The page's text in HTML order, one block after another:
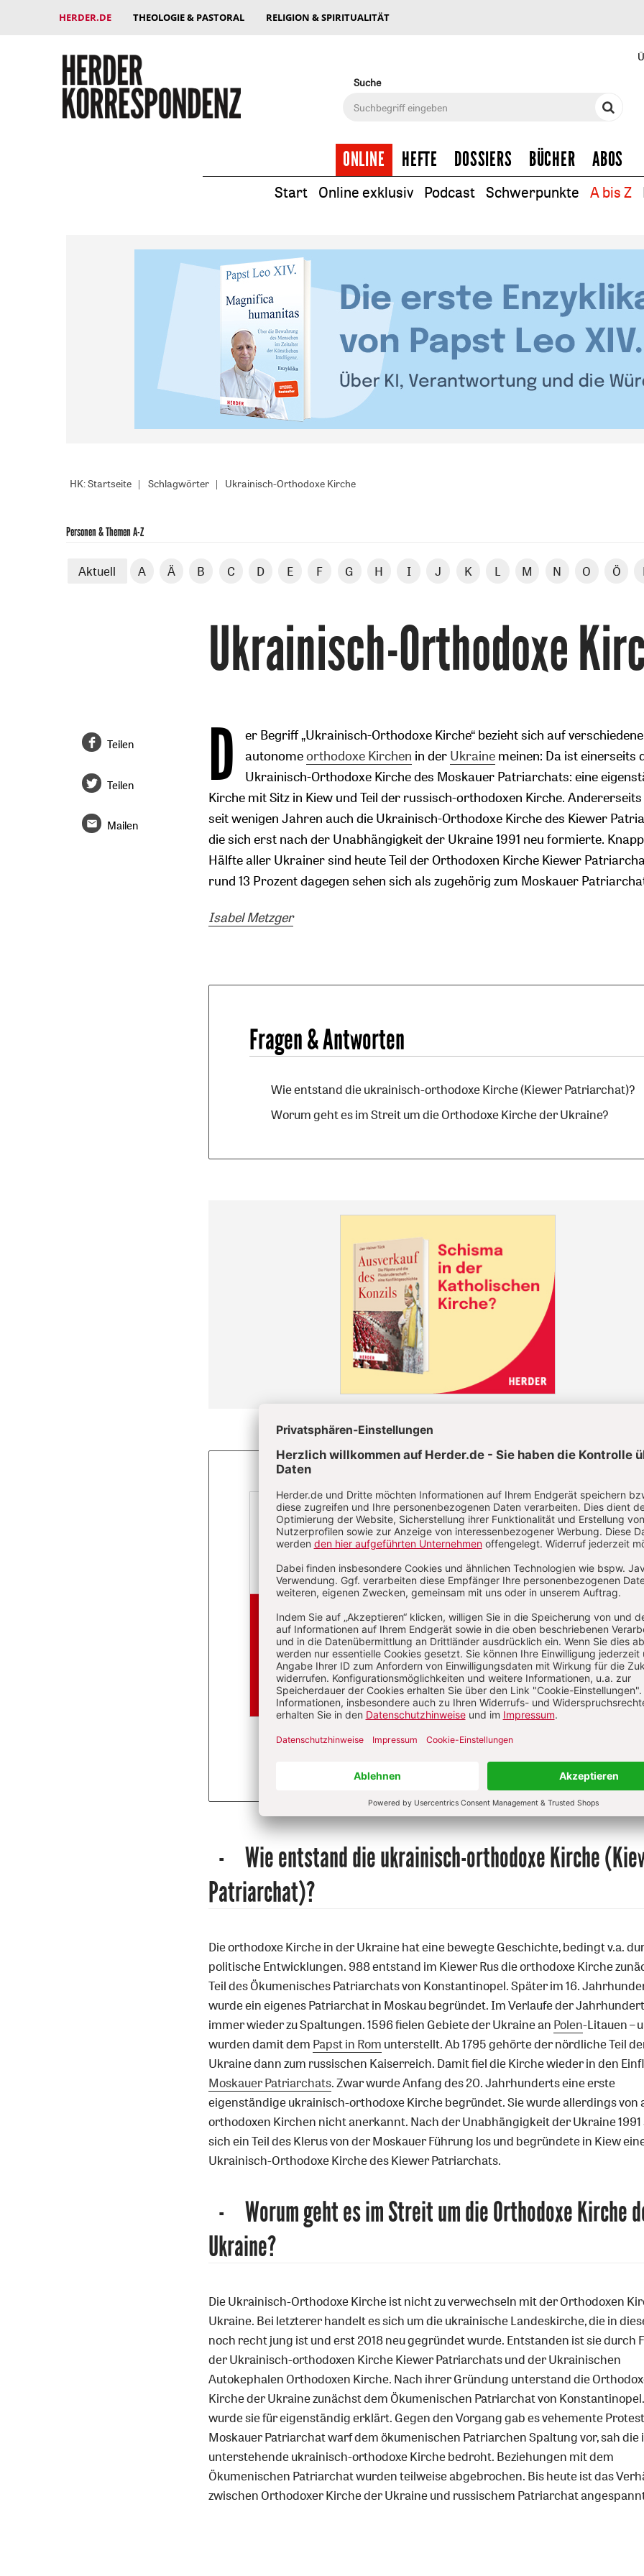
HERDER.DE THEOLOGIE & PASTORAL RELIGION & SPIRITUALITÄT
Suche
ONLINE HEFTE DOSSIERS BÜCHER ABOS
Start Online exklusiv Podcast Schwerpunkte A bis Z
HK: Startseite Schlagwörter Ukrainisch-Orthodoxe Kirche
Personen & Themen A-Z
Aktuell A Ä B C D E F G H I J K L M N O Ö
Ukrainisch-Orthodoxe
D
er Begriff „Ukrainisch-Orthodoxe Kirche“ bezieht sich auf verschiedene
autonomeorthodoxe Kirchen in der Ukrainemeinen: Da ist einerseits
Ukrainisch-Orthodoxe Kirche des Moskauer Patriarchats: eine
Kirche mit Sitz in Kiew und Teil der russisch-orthodoxen Kirche.
seit wenigen Jahren auch die Ukrainisch-Orthodoxe Kirche des Kiewer
die sich erst nach der Unabhängigkeit der Ukraine 1991 neu formierte.
Hälfte aller Ukrainer sind heute Teil der Orthodoxen Kirche Kiewer
rund 13 Prozent dagegen sehen sich als zugehörig zum Moskauer
Isabel Metzger
Fragen & Antworten
Wie entstand die ukrainisch-orthodoxe Kirche (Kiewer Patriarchat)?
Worum geht es im Streit um die Orthodoxe Kirche der Ukraine?
Die Herder
Korrespondenz im Abo
Die Herder Korrespondenz berichtet über
und Religion sowie ihrem jeweiligen
gesellschaftlichen und kulturellen
Umfeld.
Zum Kennenlernen: 2 Ausgaben gratis
Jetzt gratis testen
Teilen
Teilen
Mailen
Wie entstand die ukrainisch-orthodoxe Kirche
Patriarchat)?
Die orthodoxe Kirche in der Ukraine hat eine bewegte Geschichte, bedingt v.a.
politische Entwicklungen. 988 entstand im Kiewer Rus die orthodoxe Kirche
Teil des Ökumenisches Patriarchats von Konstantinopel. Später im 16.
wurde ein eigenes Patriarchat in Moskau begründet. Im Verlaufe der
immer wieder zu Spaltungen. 1596 fielen Gebiete der Ukraine an Polen-Litauen –
wurden damit dem Papst in Rom unterstellt. Ab 1795 gehörte der nördliche Teil
Ukraine dann zum russischen Kaiserreich. Damit fiel die Kirche wieder in den
Moskauer Patriarchats. Zwar wurde Anfang des 20. Jahrhunderts eine erste
eigenständige ukrainisch-orthodoxe Kirche begründet. Sie wurde allerdings von
orthodoxen Kirchen nicht anerkannt. Nach der Unabhängigkeit der Ukraine 1991
sich ein Teil des Klerus von der Moskauer Führung los und begründete in Kiew
Ukrainisch-Orthodoxe Kirche des Kiewer Patriarchats.
Worum geht es im Streit um die Orthodoxe Kirche
Ukraine?
Die Ukrainisch-Orthodoxe Kirche ist nicht zu verwechseln mit der Orthodoxen
Ukraine. Bei letzterer handelt es sich um die ukrainische Landeskirche, die in
noch recht jung ist und erst 2018 neu gegründet wurde. Entstanden ist sie durch
der Ukrainisch-orthodoxen Kirche Kiewer Patriarchats und der Ukrainischen
Autokephalen Orthodoxen Kirche. Nach ihrer Gründung unterstand die
Kirche der Ukraine zunächst dem Ökumenischen Patriarchat von
wurde sie für eigenständig erklärt. Gegen den Vorgang gab es vehemente
Moskauer Patriarchat warf dem ökumenischen Patriarchen Spaltung vor, sah die
unterstehende ukrainisch-orthodoxe Kirche bedroht. Beziehungen mit dem
Ökumenischen Patriarchat wurden teilweise abgebrochen. Bis heute ist das
zwischen Orthodoxer Kirche der Ukraine und russischem Patriarchat
Zurück